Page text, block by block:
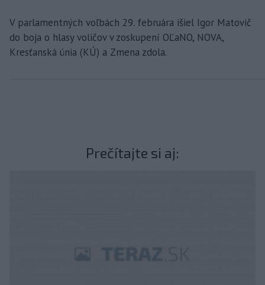
V parlamentných voľbách 29. februára išiel Igor Matovič
do boja o hlasy voličov v zoskupení OĽaNO, NOVA,
Kresťanská únia (KÚ) a Zmena zdola.
Prečítajte si aj: